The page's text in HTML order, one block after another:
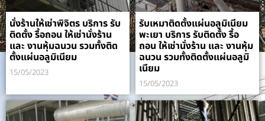
นั่งร้านให้เช่าพิจิตร บริการ รับ
ติดตั้ง รื้อถอน ให้เช่านั่งร้าน
และ งานหุ้มฉนวน รวมทั้งติด
ตั้งแผ่นอลูมิเนียม
15/05/2023
รับเหมาติดตั้งแผ่นอลูมิเนียม
พะเยา บริการ รับติดตั้ง รื้อ
ถอน ให้เช่านั่งร้าน และ งานหุ้ม
ฉนวน รวมทั้งติดตั้งแผ่นอลูมิ
เนียม
15/05/2023